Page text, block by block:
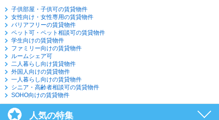
子供部屋・子供可の賃貸物件
女性向け・女性専用の賃貸物件
バリアフリーの賃貸物件
ペット可・ペット相談可の賃貸物件
学生向けの賃貸物件
ファミリー向けの賃貸物件
ルームシェア可
二人暮らし向け賃貸物件
外国人向けの賃貸物件
一人暮らし向けの賃貸物件
シニア・高齢者相談可の賃貸物件
SOHO向けの賃貸物件
人気の特集